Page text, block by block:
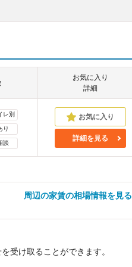
お気に入り
詳細
レ別
り
談
詳細を見る
周辺の家賃の相場情報を見る
受け取ることができます。